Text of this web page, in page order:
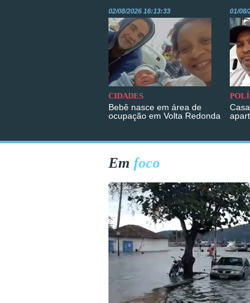
02/08/2026 16:13:33
CIDADES
Bebê nasce em área de
ocupação em Volta Redonda
01/08/
Em foco